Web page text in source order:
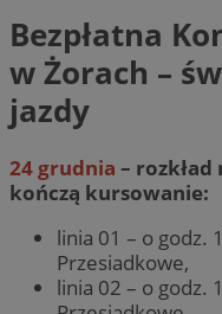
Bezpłatna
w Żorach –
jazdy
24 grudnia –
kończą kursowanie:
linia 01 – o godz.
Przesiadkowe,
linia 02 – o godz.